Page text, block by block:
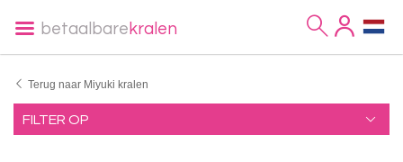
betaalbare kralen
Terug naar Miyuki kralen
FILTER OP